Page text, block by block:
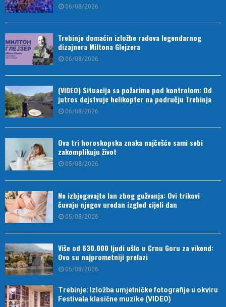
06/08/2026
Trebinje domaćin izložbe radova legendarnog
dizajnera Miltona Glejzera
06/08/2026
(VIDEO) Situacija sa požarima pod kontrolom: Od
jutros dejstvuje helikopter na području Trebinja
06/08/2026
Ova tri horoskopska znaka najčešće sami sebi
zakomplikuju život
05/08/2026
Ne izbjegavajte lan zbog gužvanja: Ovi trikovi
čuvaju njegov uredan izgled cijeli dan
05/08/2026
Više od 630.000 ljudi ušlo u Crnu Goru za vikend:
Ovo su najprometniji prelazi
05/08/2026
Trebinje: Izložba umjetničke fotografije u okviru
Festivala klasične muzike (VIDEO)